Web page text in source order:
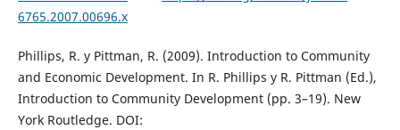
6765.2007.00696.x
Phillips, R. y Pittman, R. (2009). Introduction to Community
and Economic Development. In R. Phillips y R. Pittman (Ed.),
Introduction to Community Development (pp. 3–19). New
York Routledge. DOI: